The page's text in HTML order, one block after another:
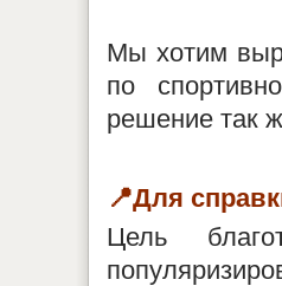
Мы хотим
по
решение так
📍Для
Цель